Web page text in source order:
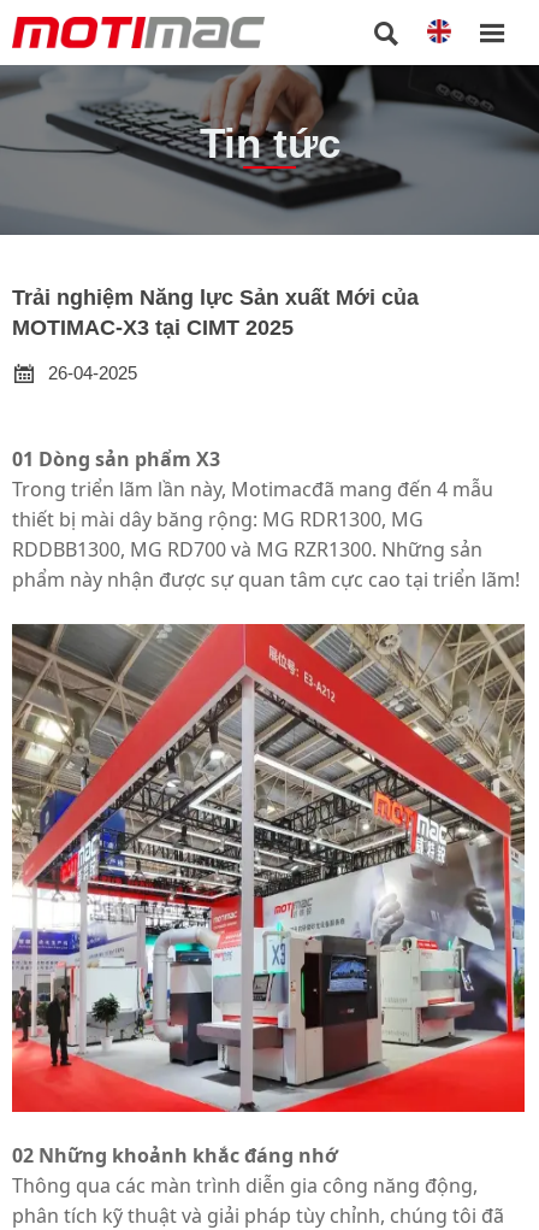
 
Tin tức
Trải nghiệm Năng lực Sản xuất Mới của
MOTIMAC-X3 tại CIMT 2025

26-04-2025
01 Dòng sản phẩm X3
Trong triển lãm lần này, Motimacđã mang đến 4 mẫu
thiết bị mài dây băng rộng: MG RDR1300, MG
RDDBB1300, MG RD700 và MG RZR1300. Những sản
phẩm này nhận được sự quan tâm cực cao tại triển lãm!
02 Những khoảnh khắc đáng nhớ
Thông qua các màn trình diễn gia công năng động,
phân tích kỹ thuật và giải pháp tùy chỉnh, chúng tôi đã